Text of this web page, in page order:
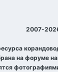
2007-
на форуме